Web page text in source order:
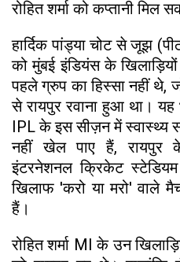
रोहित शर्मा को कप्तानी मिल
हार्दिक पांड्या चोट से जूझ
को मुंबई इंडियंस के
पहले ग्रुप का हिस्सा नहीं
से रायपुर रवाना हुआ था। यह
IPL के इस सीज़न में स्वास्थ्य
नहीं खेल पाए हैं, रायपुर
इंटरनेशनल क्रिकेट
खिलाफ 'करो या मरो' वाले
हैं।
रोहित शर्मा MI के उन